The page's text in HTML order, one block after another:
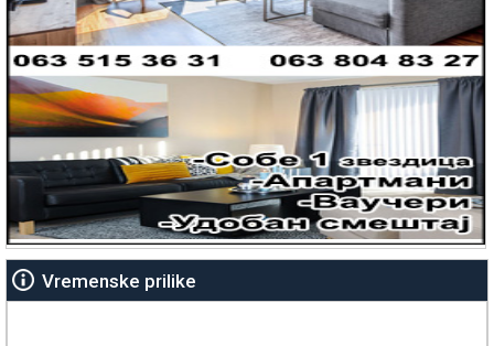
Vremenske prilike